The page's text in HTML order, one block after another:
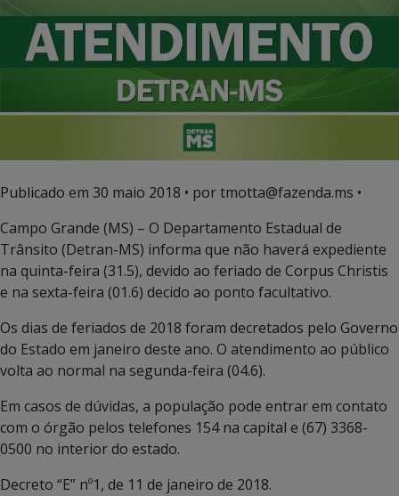
Publicado em 30 maio 2018 • por tmotta@fazenda.ms •
Campo Grande (MS) – O Departamento Estadual de
Trânsito (Detran-MS) informa que não haverá expediente
na quinta-feira (31.5), devido ao feriado de Corpus Christis
e na sexta-feira (01.6) decido ao ponto facultativo.
Os dias de feriados de 2018 foram decretados pelo Governo
do Estado em janeiro deste ano. O atendimento ao público
volta ao normal na segunda-feira (04.6).
Em casos de dúvidas, a população pode entrar em contato
com o órgão pelos telefones 154 na capital e (67) 3368-
0500 no interior do estado.
Decreto “E” nº1, de 11 de janeiro de 2018.